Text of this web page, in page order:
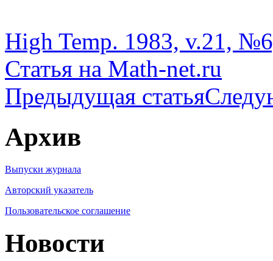
High Temp. 1983, v.21,
Статья на Math-net.ru
Предыдущая статья
Архив
Выпуски журнала
Авторский указатель
Пользовательское соглашение
Новости